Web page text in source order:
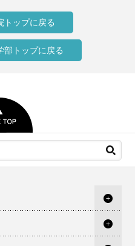
トップに戻る
部トップに戻る